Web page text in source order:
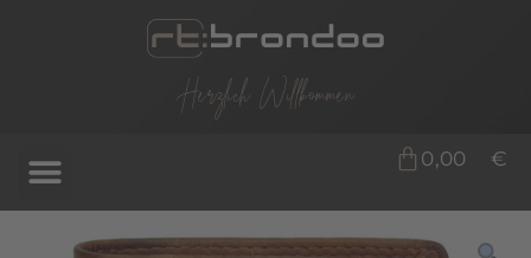
Herzlich Willkommen
0,00 €